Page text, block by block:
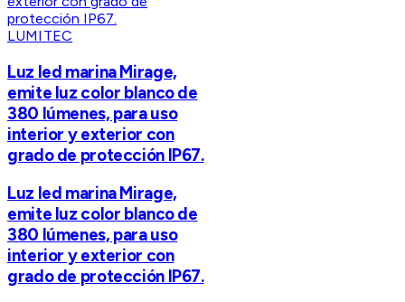
LUMITEC
Luz led marina Mirage,
emite luz color blanco de
380 lúmenes, para uso
interior y exterior con
grado de protección IP67.
Luz led marina Mirage,
emite luz color blanco de
380 lúmenes, para uso
interior y exterior con
grado de protección IP67.